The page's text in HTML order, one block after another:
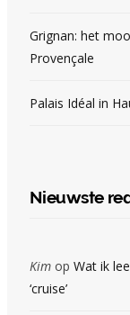
Grignan: het
Provençale
Palais Idéal in
Nieuwste
Kim op Wat ik
‘cruise’